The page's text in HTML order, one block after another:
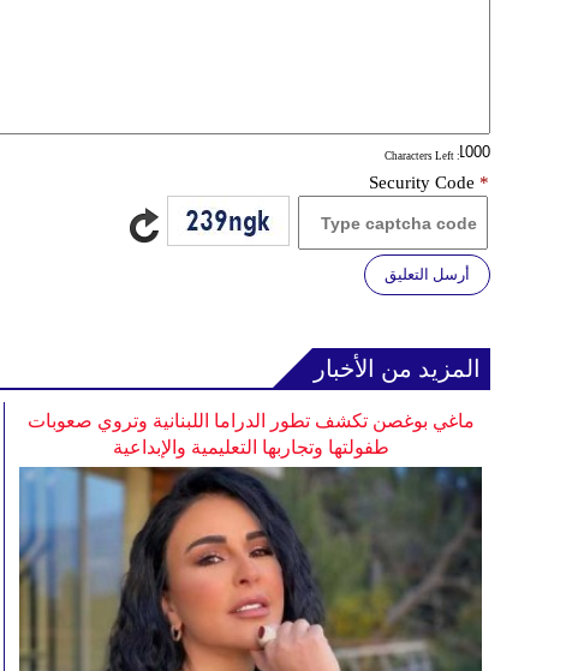
: Characters Left
Security Code *
أرسل التعليق
المزيد من الأخبار
ماغي بوغصن تكشف تطور الدراما اللبنانية وتروي صعوبات
طفولتها وتجاربها التعليمية والإبداعية